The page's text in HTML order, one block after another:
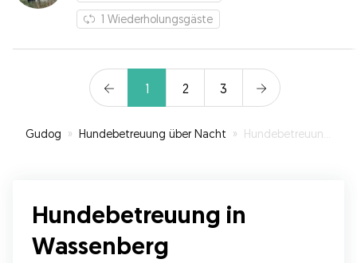
1 Wiederholungsgäste
1 2 3
Gudog » Hundebetreuung über Nacht » Hundebetreuung in Wassenberg
Hundebetreuung in
Wassenberg